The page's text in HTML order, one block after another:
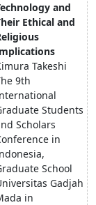
and
Ethical and
Takeshi
9th
Students
Scholars
in
School
Gadjah
in